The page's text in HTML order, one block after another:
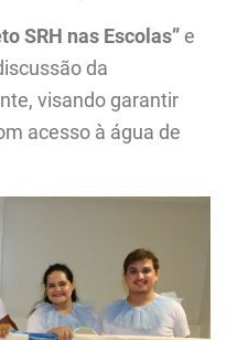
SRH nas Escolas” e
da
visando garantir
acesso à água de